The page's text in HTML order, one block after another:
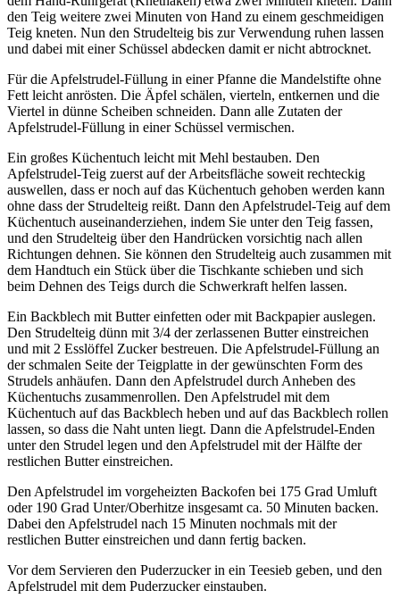
den Teig weitere zwei Minuten von Hand zu einem geschmeidigen
Teig kneten. Nun den Strudelteig bis zur Verwendung ruhen lassen
und dabei mit einer Schüssel abdecken damit er nicht abtrocknet.
Für die Apfelstrudel-Füllung in einer Pfanne die Mandelstifte ohne
Fett leicht anrösten. Die Äpfel schälen, vierteln, entkernen und die
Viertel in dünne Scheiben schneiden. Dann alle Zutaten der
Apfelstrudel-Füllung in einer Schüssel vermischen.
Ein großes Küchentuch leicht mit Mehl bestauben. Den
Apfelstrudel-Teig zuerst auf der Arbeitsfläche soweit rechteckig
auswellen, dass er noch auf das Küchentuch gehoben werden kann
ohne dass der Strudelteig reißt. Dann den Apfelstrudel-Teig auf dem
Küchentuch auseinanderziehen, indem Sie unter den Teig fassen,
und den Strudelteig über den Handrücken vorsichtig nach allen
Richtungen dehnen. Sie können den Strudelteig auch zusammen mit
dem Handtuch ein Stück über die Tischkante schieben und sich
beim Dehnen des Teigs durch die Schwerkraft helfen lassen.
Ein Backblech mit Butter einfetten oder mit Backpapier auslegen.
Den Strudelteig dünn mit 3/4 der zerlassenen Butter einstreichen
und mit 2 Esslöffel Zucker bestreuen. Die Apfelstrudel-Füllung an
der schmalen Seite der Teigplatte in der gewünschten Form des
Strudels anhäufen. Dann den Apfelstrudel durch Anheben des
Küchentuchs zusammenrollen. Den Apfelstrudel mit dem
Küchentuch auf das Backblech heben und auf das Backblech rollen
lassen, so dass die Naht unten liegt. Dann die Apfelstrudel-Enden
unter den Strudel legen und den Apfelstrudel mit der Hälfte der
restlichen Butter einstreichen.
Den Apfelstrudel im vorgeheizten Backofen bei 175 Grad Umluft
oder 190 Grad Unter/Oberhitze insgesamt ca. 50 Minuten backen.
Dabei den Apfelstrudel nach 15 Minuten nochmals mit der
restlichen Butter einstreichen und dann fertig backen.
Vor dem Servieren den Puderzucker in ein Teesieb geben, und den
Apfelstrudel mit dem Puderzucker einstauben.